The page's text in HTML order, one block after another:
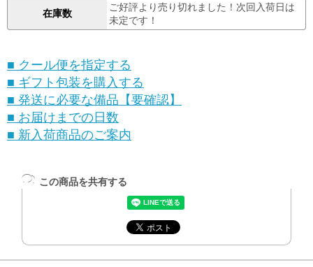
在庫数
ご好評より売り切れました！次回入荷日は
未定です！
■ クール便を指定する
■ ギフト包装を購入する
■ 発送に必要な備品【要確認】
■ お届けまでの日数
■ 新入荷商品のご案内
この商品を共有する